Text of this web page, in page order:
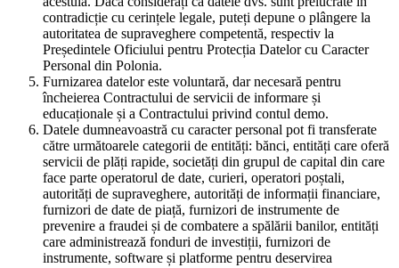
contradicție cu cerințele legale, puteți depune o plângere la
autoritatea de supraveghere competentă, respectiv la
Președintele Oficiului pentru Protecția Datelor cu Caracter
Personal din Polonia.
Furnizarea datelor este voluntară, dar necesară pentru
încheierea Contractului de servicii de informare și
educaționale și a Contractului privind contul demo.
Datele dumneavoastră cu caracter personal pot fi transferate
către următoarele categorii de entități: bănci, entități care oferă
servicii de plăți rapide, societăți din grupul de capital din care
face parte operatorul de date, curieri, operatori poștali,
autorități de supraveghere, autorități de informații financiare,
furnizori de date de piață, furnizori de instrumente de
prevenire a fraudei și de combatere a spălării banilor, entități
care administrează fonduri de investiții, furnizori de
instrumente, software și platforme pentru deservirea